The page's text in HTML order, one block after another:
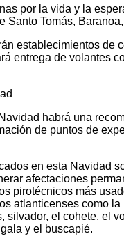
por la vida y la
Santo Tomás,
establecimientos de
entrega de volantes
habrá una
de puntos de
en esta Navidad
afectaciones
pirotécnicos más
atlanticenses como la
silvador, el cohete, el
y el buscapié.